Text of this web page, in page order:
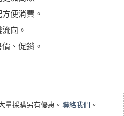
便消費。
向。
、促銷。
量採購另有優惠。 聯絡我們 。